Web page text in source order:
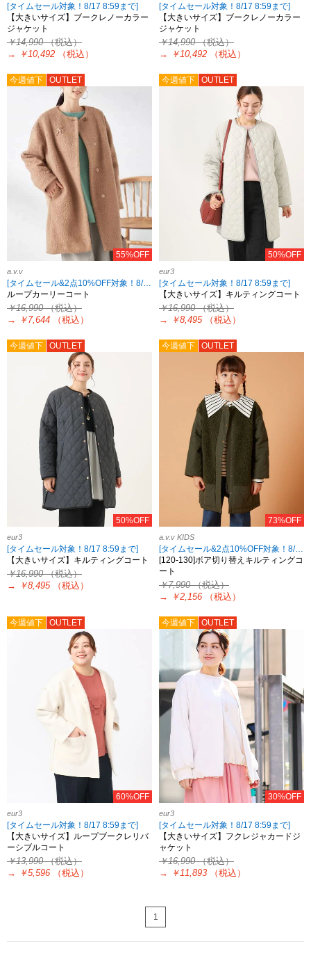
[タイムセール対象！8/17 8:59まで]
【大きいサイズ】ブークレノーカラー
ジャケット
￥14,990（税込）
→
￥10,492 （税込）
[タイムセール対象！8/17 8:59まで]
【大きいサイズ】ブークレノーカラー
ジャケット
￥14,990（税込）
→
￥10,492 （税込）
今週値下 OUTLET
55%OFF
a.v.v
[タイムセール&2点10%OFF対象！8/17 8:59まで]
ループカーリーコート
￥16,990（税込）
→
￥7,644 （税込）
今週値下 OUTLET
50%OFF
eur3
[タイムセール対象！8/17 8:59まで]
【大きいサイズ】キルティングコート
￥16,990（税込）
→
￥8,495 （税込）
今週値下 OUTLET
50%OFF
eur3
[タイムセール対象！8/17 8:59まで]
【大きいサイズ】キルティングコート
￥16,990（税込）
→
￥8,495 （税込）
今週値下 OUTLET
73%OFF
a.v.v KIDS
[タイムセール&2点10%OFF対象！8/17 8:59まで]
[120-130]ボア切り替えキルティングコ
ート
￥7,990（税込）
→
￥2,156 （税込）
今週値下 OUTLET
60%OFF
eur3
[タイムセール対象！8/17 8:59まで]
【大きいサイズ】ループブークレリバ
ーシブルコート
￥13,990（税込）
→
￥5,596 （税込）
今週値下 OUTLET
30%OFF
eur3
[タイムセール対象！8/17 8:59まで]
【大きいサイズ】フクレジャカードジ
ャケット
￥16,990（税込）
→
￥11,893 （税込）
1